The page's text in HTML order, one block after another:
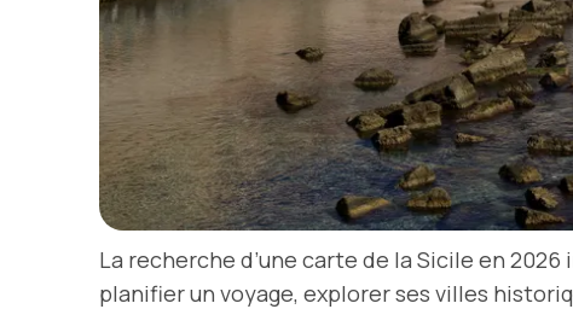
La recherche d’une carte de la Sicile en
planifier un voyage, explorer ses villes